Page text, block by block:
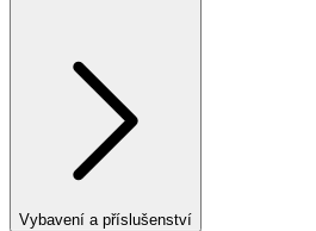
Vybavení a příslušenství